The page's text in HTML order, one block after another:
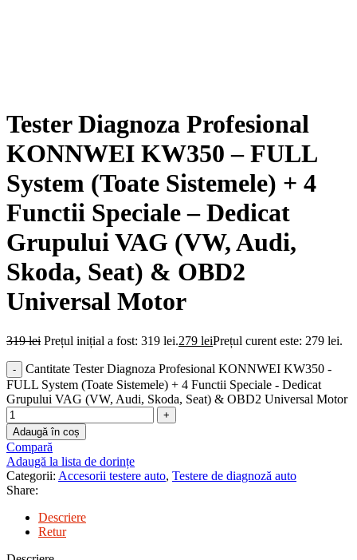
Tester Diagnoza Profesional
KONNWEI KW350 – FULL
System (Toate Sistemele) + 4
Functii Speciale – Dedicat
Grupului VAG (VW, Audi,
Skoda, Seat) & OBD2
Universal Motor
319lei Prețul inițial a fost: 319 lei.279 leiPrețul curent este: 279 lei.
Cantitate Tester Diagnoza Profesional KONNWEI KW350 -
FULL System (Toate Sistemele) + 4 Functii Speciale - Dedicat
Grupului VAG (VW, Audi, Skoda, Seat) & OBD2 Universal Motor
Adaugă în coș
Compară
Adaugă la lista de dorințe
Categorii: Accesorii testere auto, Testere de diagnoză auto
Share:
Descriere
Retur